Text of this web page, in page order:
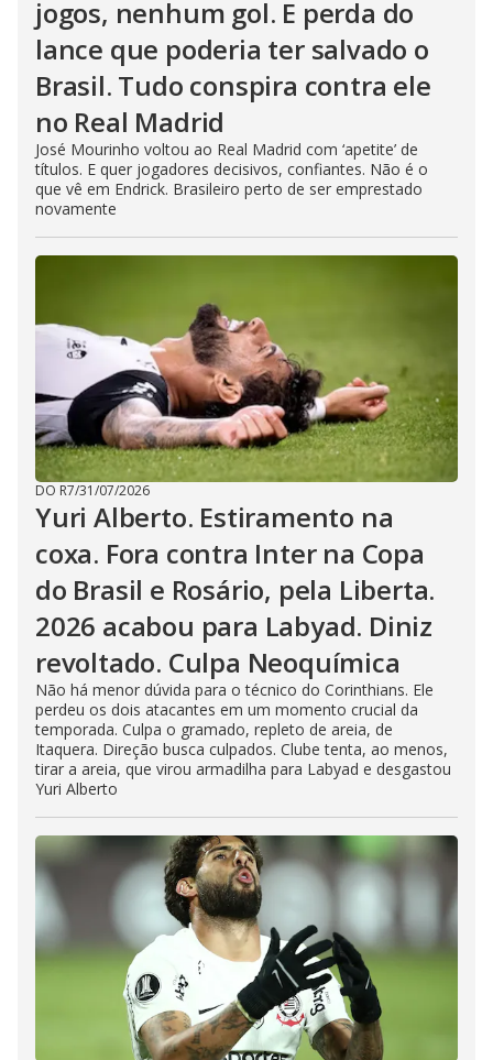
jogos, nenhum gol. E perda do
lance que poderia ter salvado o
Brasil. Tudo conspira contra ele
no Real Madrid
José Mourinho voltou ao Real Madrid com ‘apetite’ de
títulos. E quer jogadores decisivos, confiantes. Não é o
que vê em Endrick. Brasileiro perto de ser emprestado
novamente
DO R7/31/07/2026
Yuri Alberto. Estiramento na
coxa. Fora contra Inter na Copa
do Brasil e Rosário, pela Liberta.
2026 acabou para Labyad. Diniz
revoltado. Culpa Neoquímica
Não há menor dúvida para o técnico do Corinthians. Ele
perdeu os dois atacantes em um momento crucial da
temporada. Culpa o gramado, repleto de areia, de
Itaquera. Direção busca culpados. Clube tenta, ao menos,
tirar a areia, que virou armadilha para Labyad e desgastou
Yuri Alberto